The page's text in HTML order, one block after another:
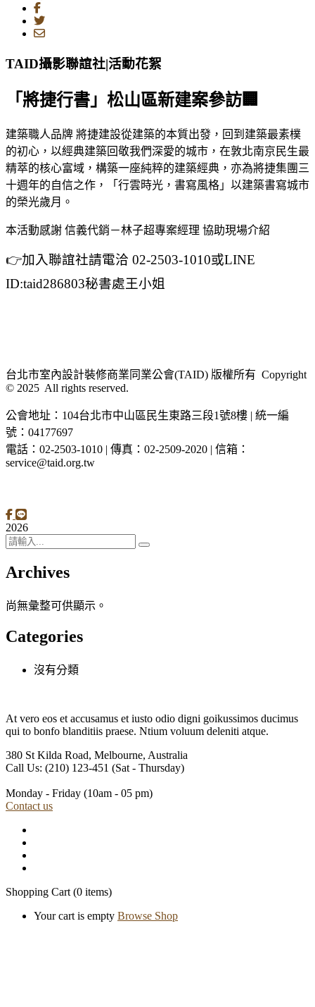
TAID攝影聯誼社|活動花絮
「將捷行書」松山區新建案參訪🏢
建築職人品牌 將捷建設從建築的本質出發，回到建築最素樸
的初心，以經典建築回敬我們深愛的城市，在敦北南京民生最
精萃的核心富域，構築一座純粹的建築經典，亦為將捷集團三
十週年的自信之作，「行雲時光，書寫風格」以建築書寫城市
的榮光歲月。
本活動感謝 信義代銷－林子超專案經理 協助現場介紹
👉加入聯誼社請電洽 02-2503-1010或LINE
ID:taid286803秘書處王小姐
台北市室內設計裝修商業同業公會(TAID) 版權所有 Copyright
© 2025 All rights reserved.
公會地址：104台北市中山區民生東路三段1號8樓 | 統一編
號：04177697
電話：02-2503-1010 | 傳真：02-2509-2020 | 信箱：
service@taid.org.tw
2026
Archives
尚無彙整可供顯示。
Categories
沒有分類
At vero eos et accusamus et iusto odio digni goikussimos ducimus
qui to bonfo blanditiis praese. Ntium voluum deleniti atque.
380 St Kilda Road, Melbourne, Australia
Call Us: (210) 123-451 (Sat - Thursday)
Monday - Friday (10am - 05 pm)
Contact us
Shopping Cart (0 items)
Your cart is empty Browse Shop